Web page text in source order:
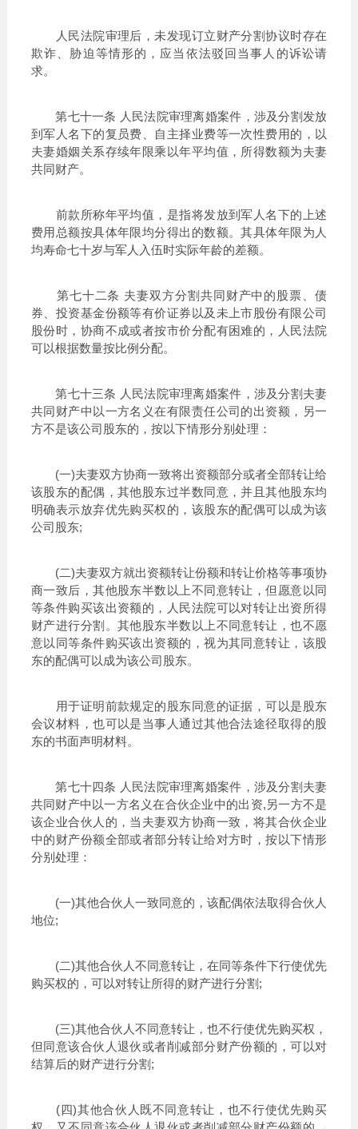
人民法院审理后，未发现订立财产分割协议时存在
欺诈、胁迫等情形的，应当依法驳回当事人的诉讼请
求。
第七十一条 人民法院审理离婚案件，涉及分割发放
到军人名下的复员费、自主择业费等一次性费用的，以
夫妻婚姻关系存续年限乘以年平均值，所得数额为夫妻
共同财产。
前款所称年平均值，是指将发放到军人名下的上述
费用总额按具体年限均分得出的数额。其具体年限为人
均寿命七十岁与军人入伍时实际年龄的差额。
第七十二条 夫妻双方分割共同财产中的股票、债
券、投资基金份额等有价证券以及未上市股份有限公司
股份时，协商不成或者按市价分配有困难的，人民法院
可以根据数量按比例分配。
第七十三条 人民法院审理离婚案件，涉及分割夫妻
共同财产中以一方名义在有限责任公司的出资额，另一
方不是该公司股东的，按以下情形分别处理：
(一)夫妻双方协商一致将出资额部分或者全部转让给
该股东的配偶，其他股东过半数同意，并且其他股东均
明确表示放弃优先购买权的，该股东的配偶可以成为该
公司股东;
(二)夫妻双方就出资额转让份额和转让价格等事项协
商一致后，其他股东半数以上不同意转让，但愿意以同
等条件购买该出资额的，人民法院可以对转让出资所得
财产进行分割。其他股东半数以上不同意转让，也不愿
意以同等条件购买该出资额的，视为其同意转让，该股
东的配偶可以成为该公司股东。
用于证明前款规定的股东同意的证据，可以是股东
会议材料，也可以是当事人通过其他合法途径取得的股
东的书面声明材料。
第七十四条 人民法院审理离婚案件，涉及分割夫妻
共同财产中以一方名义在合伙企业中的出资,另一方不是
该企业合伙人的，当夫妻双方协商一致，将其合伙企业
中的财产份额全部或者部分转让给对方时，按以下情形
分别处理：
(一)其他合伙人一致同意的，该配偶依法取得合伙人
地位;
(二)其他合伙人不同意转让，在同等条件下行使优先
购买权的，可以对转让所得的财产进行分割;
(三)其他合伙人不同意转让，也不行使优先购买权，
但同意该合伙人退伙或者削减部分财产份额的，可以对
结算后的财产进行分割;
(四)其他合伙人既不同意转让，也不行使优先购买